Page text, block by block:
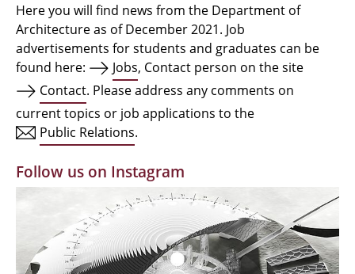
Semester Programme
Internationales
Facilities
Alumni | cloud club
Documents and Downloads
Here you will find news from the Department of
Architecture as of December 2021. Job
advertisements for students and graduates can be
found here:
Jobs, Contact person on the site
Contact. Please address any comments on
current topics or job applications to the
Public Relations.
Follow us on Instagram